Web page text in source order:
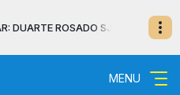
DUARTE ROSADO SJ - FRAGILIDADE
MENU